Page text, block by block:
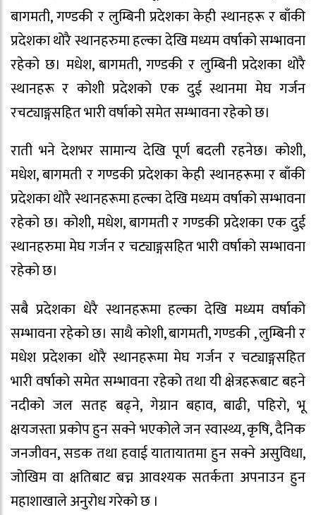
बागमती, गण्डकी र लुम्बिनी प्रदेशका केही स्थानहरू र बाँकी
प्रदेशका थोरै स्थानहरुमा हल्का देखि मध्यम वर्षाको सम्भावना
रहेको छ। मधेश, बागमती, गण्डकी र लुम्बिनी प्रदेशका थोरै
स्थानहरू र कोशी प्रदेशको एक दुई स्थानमा मेघ गर्जन
रचट्याङ्गसहित भारी वर्षाको समेत सम्भावना रहेको छ।
राती भने देशभर सामान्य देखि पूर्ण बदली रहनेछ। कोशी,
मधेश, बागमती र गण्डकी प्रदेशका केही स्थानहरूमा र बाँकी
प्रदेशका थोरै स्थानहरूमा हल्का देखि मध्यम वर्षाको सम्भावना
रहेको छ। कोशी, मधेश, बागमती र गण्डकी प्रदेशका एक दुई
स्थानहरुमा मेघ गर्जन र चट्याङ्गसहित भारी वर्षाको सम्भावना
रहेको छ।
सबै प्रदेशका धेरै स्थानहरूमा हल्का देखि मध्यम वर्षाको
सम्भावना रहेको छ। साथै कोशी, बागमती, गण्डकी , लुम्बिनी र
मधेश प्रदेशका थोरै स्थानहरूमा मेघ गर्जन र चट्याङ्गसहित
भारी वर्षाको समेत सम्भावना रहेको तथा यी क्षेत्रहरूबाट बहने
नदीको जल सतह बढ्ने, गेग्रान बहाव, बाढी, पहिरो, भू
क्षयजस्ता प्रकोप हुन सक्ने भएकोले जन स्वास्थ्य, कृषि, दैनिक
जनजीवन, सडक तथा हवाई यातायातमा हुन सक्ने असुविधा,
जोखिम वा क्षतिबाट बच्न आवश्यक सतर्कता अपनाउन हुन
महाशाखाले अनुरोध गरेको छ ।